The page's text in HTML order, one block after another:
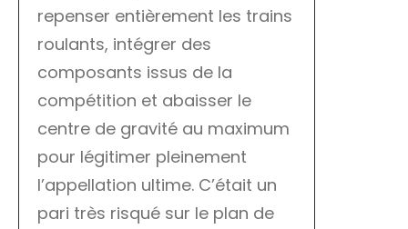
repenser entièrement les trains
roulants, intégrer des
composants issus de la
compétition et abaisser le
centre de gravité au maximum
pour légitimer pleinement
l’appellation ultime. C’était un
pari très risqué sur le plan de